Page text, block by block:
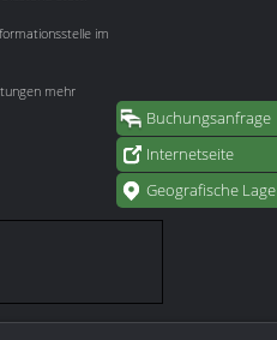
Buchungsanfrage
Internetseite
Geografische Lage
im
mehr